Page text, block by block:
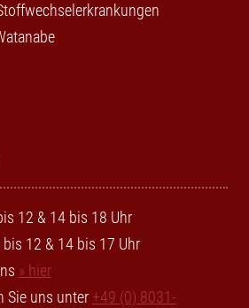
12 & 14 bis 18 Uhr
12 & 14 bis 17 Uhr
» hier
Sie uns unter +49 (0) 8031-